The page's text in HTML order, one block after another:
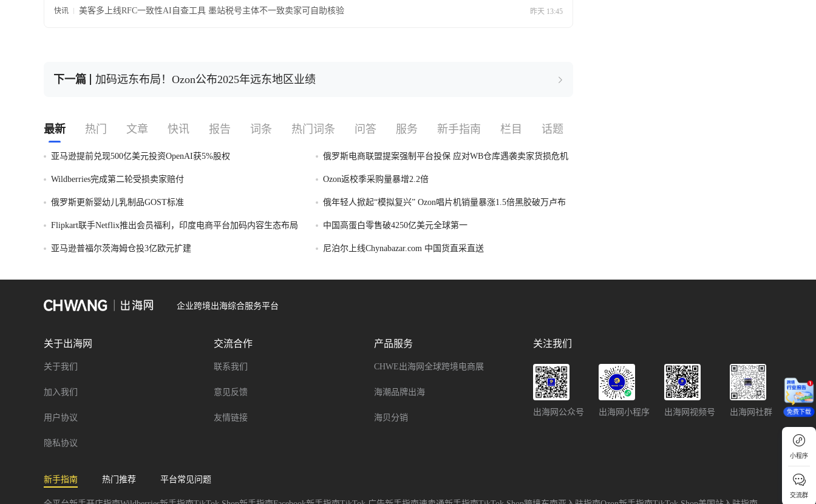
快讯 美客多上线RFC一致性AI自查工具 墨站税号主体不一致卖家可自助核验 昨天 13:45
下一篇 加码远东布局！Ozon公布2025年远东地区业绩
最新 热门 文章 快讯 报告 词条 热门词条 问答 服务 新手指南 栏目 话题
亚马逊提前兑现500亿美元投资OpenAI获5%股权 俄罗斯电商联盟提案强制平台投保 应对WB仓库遇袭卖家货损危机
Wildberries完成第二轮受损卖家赔付 Ozon返校季采购量暴增2.2倍
俄罗斯更新婴幼儿乳制品GOST标准 俄年轻人掀起“模拟复兴” Ozon唱片机销量暴涨1.5倍黑胶破万卢布
Flipkart联手Netflix推出会员福利，印度电商平台加码内容生态布局 中国高蛋白零售破4250亿美元全球第一
亚马逊普福尔茨海姆仓投3亿欧元扩建 尼泊尔上线Chynabazar.com 中国货直采直送
免费下载
小程序
交流群
企业跨境出海综合服务平台
关于出海网
关于我们
加入我们
用户协议
隐私协议
交流合作
联系我们
意见反馈
友情链接
产品服务
CHWE出海网全球跨境电商展
海潮品牌出海
海贝分销
关注我们
出海网公众号 出海网小程序 出海网视频号 出海网社群
新手指南 热门推荐 平台常见问题